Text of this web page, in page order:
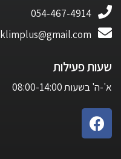
054-467-4914
klimplus@gmail.com
שעות פעילות
א'-ה' בשעות 08:00-14:00